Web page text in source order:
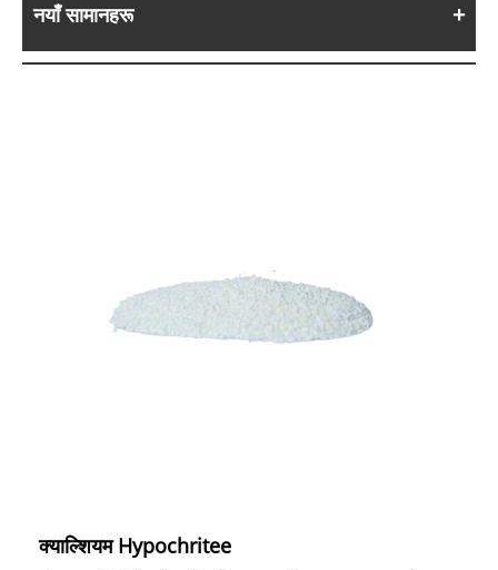
नयाँ सामानहरू
क्याल्शियम Hypochritee